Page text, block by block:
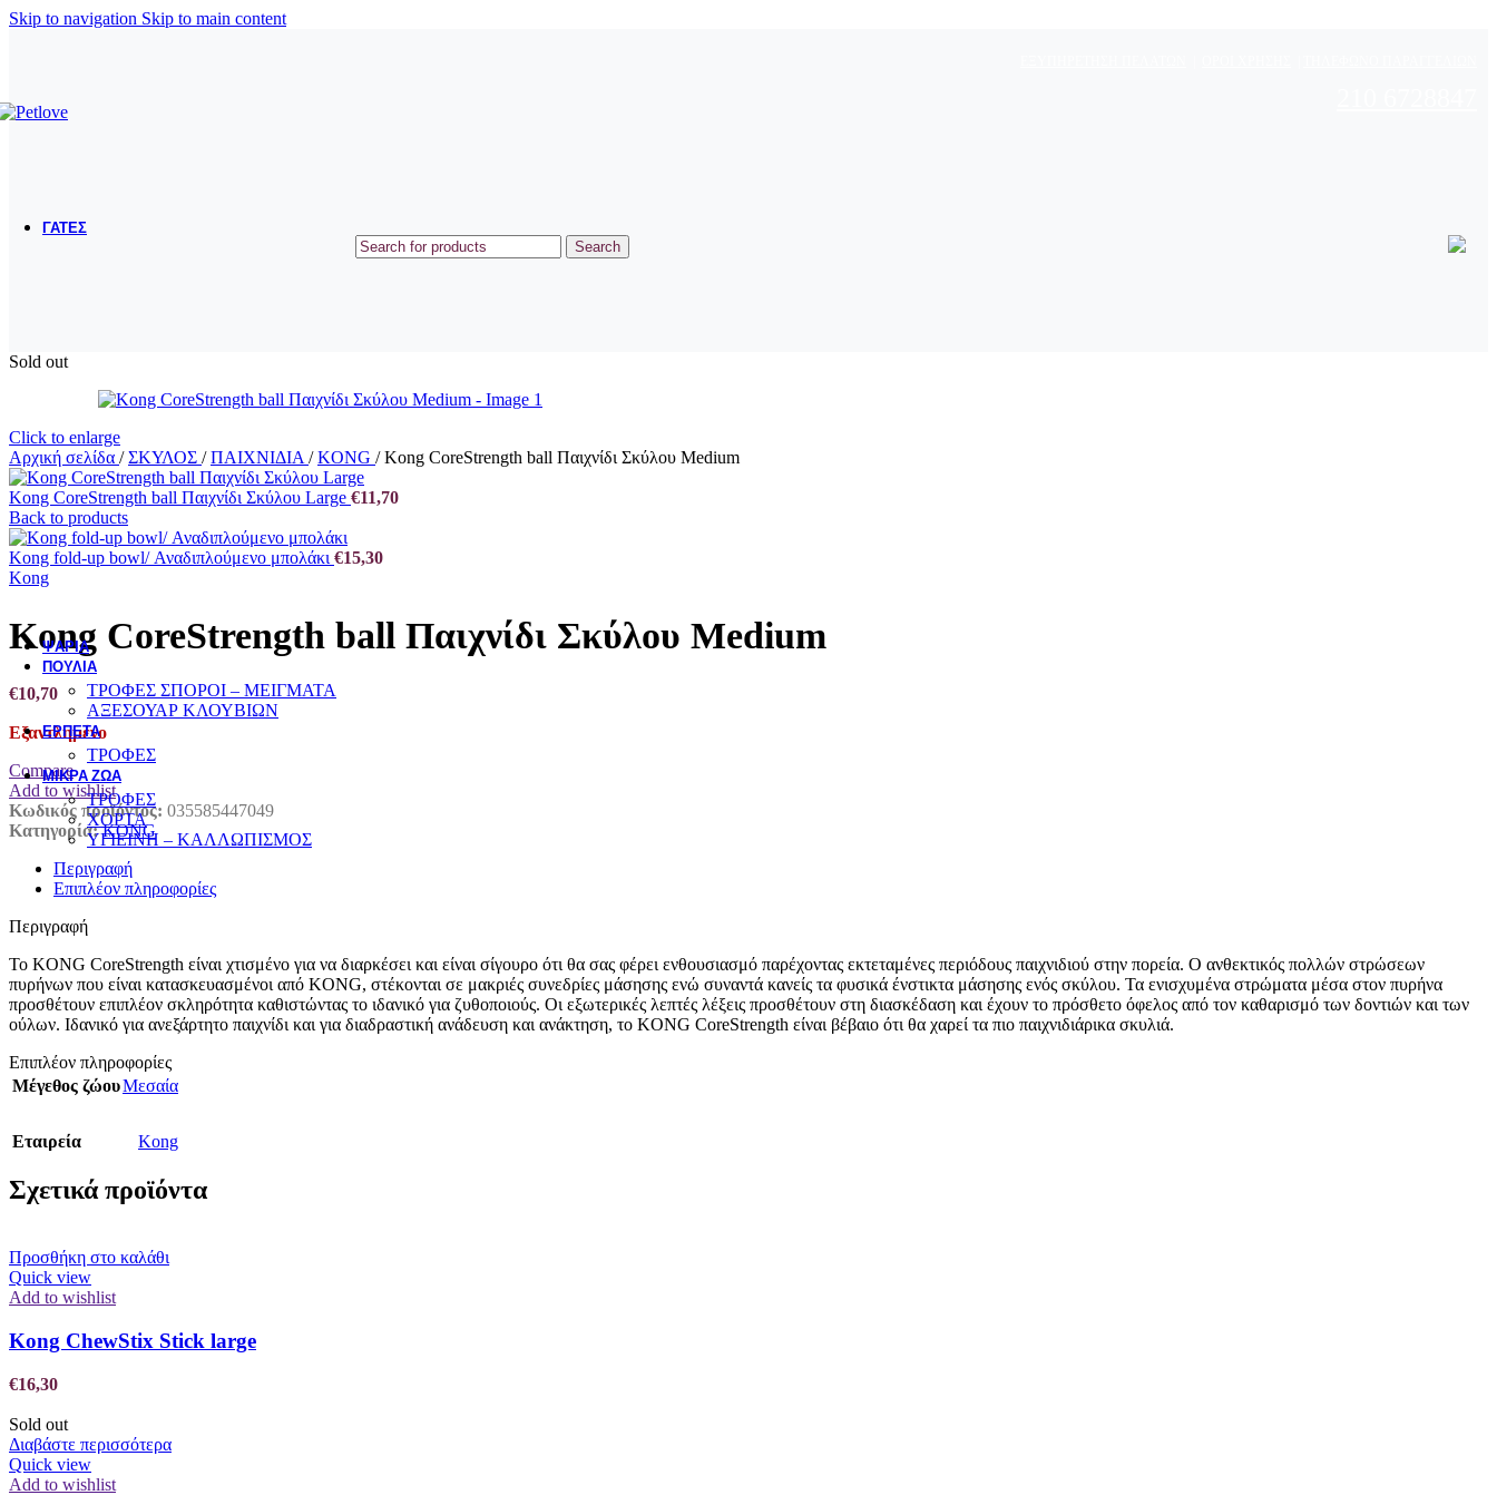
Skip to navigation Skip to main content
Search
ΓΑΤΕΣ
ΜΠΟΛΑΚΙΑ ΤΑΙΣΤΡΕΣ
ΟΝΥΧΟΔΡΟΜΙΑ
ΠΑΙΧΝΙΔΙΑ
ΠΕΡΙΠΟΙΗΣΗ ΥΓΙΕΙΝΗ
ΨΑΡΙΑ
ΠΟΥΛΙΑ
ΤΡΟΦΕΣ ΣΠΟΡΟΙ – ΜΕΙΓΜΑΤΑ
ΑΞΕΣΟΥΑΡ ΚΛΟΥΒΙΩΝ
ΕΡΠΕΤΑ
ΤΡΟΦΕΣ
ΜΙΚΡΑ ΖΩΑ
ΤΡΟΦΕΣ
ΧΟΡΤΑ
ΥΓΙΕΙΝΗ – ΚΑΛΛΩΠΙΣΜΟΣ
Sold out
Click to enlarge
Αρχική σελίδα / ΣΚΥΛΟΣ / ΠΑΙΧΝΙΔΙΑ / KONG / Kong CoreStrength ball Παιχνίδι Σκύλου Medium
Kong CoreStrength ball Παιχνίδι Σκύλου Large €11,70
Back to products
Kong fold-up bowl/ Αναδιπλούμενο μπολάκι €15,30
Kong
Kong CoreStrength ball Παιχνίδι Σκύλου Medium
€10,70
Εξαντλημένο
Compare
Add to wishlist
Κωδικός προϊόντος: 035585447049
Κατηγορία: KONG
Περιγραφή
Επιπλέον πληροφορίες
Περιγραφή
Το KONG CoreStrength είναι χτισμένο για να διαρκέσει και είναι σίγουρο ότι θα σας φέρει ενθουσιασμό παρέχοντας εκτεταμένες περιόδους παιχνιδιού στην πορεία. Ο ανθεκτικός πολλών στρώσεων
πυρήνων που είναι κατασκευασμένοι από KONG, στέκονται σε μακριές συνεδρίες μάσησης ενώ συναντά κανείς τα φυσικά ένστικτα μάσησης ενός σκύλου. Τα ενισχυμένα στρώματα μέσα στον πυρήνα
προσθέτουν επιπλέον σκληρότητα καθιστώντας το ιδανικό για ζυθοποιούς. Οι εξωτερικές λεπτές λέξεις προσθέτουν στη διασκέδαση και έχουν το πρόσθετο όφελος από τον καθαρισμό των δοντιών και των
ούλων. Ιδανικό για ανεξάρτητο παιχνίδι και για διαδραστική ανάδευση και ανάκτηση, το KONG CoreStrength είναι βέβαιο ότι θα χαρεί τα πιο παιχνιδιάρικα σκυλιά.
Επιπλέον πληροφορίες
Μέγεθος ζώουΜεσαία
Εταιρεία Kong
Σχετικά προϊόντα
Προσθήκη στο καλάθι
Quick view
Add to wishlist
Kong ChewStix Stick large
€16,30
Sold out
Διαβάστε περισσότερα
Quick view
Add to wishlist